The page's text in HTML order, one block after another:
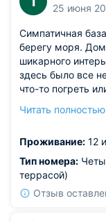
25 июня
Симпатичная
берегу моря.
шикарного
здесь было все
что-то погреть
кафе. Добраться
Читать полностью
Проживание: 12
Тип номера:
террасой)
Отзыв